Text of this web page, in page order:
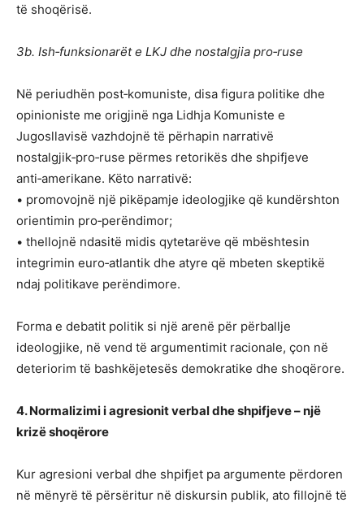
të shoqërisë.
3b. Ish‑funksionarët e LKJ dhe nostalgjia pro‑ruse
Në periudhën post‑komuniste, disa figura politike dhe
opinioniste me origjinë nga Lidhja Komuniste e
Jugosllavisë vazhdojnë të përhapin narrativë
nostalgjik‑pro‑ruse përmes retorikës dhe shpifjeve
anti‑amerikane. Këto narrativë:
• promovojnë një pikëpamje ideologjike që kundërshton
orientimin pro‑perëndimor;
• thellojnë ndasitë midis qytetarëve që mbështesin
integrimin euro‑atlantik dhe atyre që mbeten skeptikë
ndaj politikave perëndimore.
Forma e debatit politik si një arenë për përballje
ideologjike, në vend të argumentimit racionale, çon në
deteriorim të bashkëjetesës demokratike dhe shoqërore.
4. Normalizimi i agresionit verbal dhe shpifjeve – një
krizë shoqërore
Kur agresioni verbal dhe shpifjet pa argumente përdoren
në mënyrë të përsëritur në diskursin publik, ato fillojnë të